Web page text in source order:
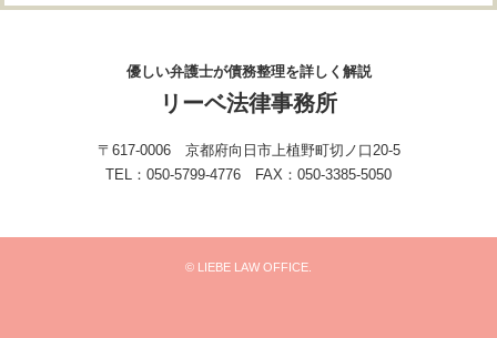
優しい弁護士が債務整理を詳しく解説
リーベ法律事務所
〒617-0006 京都府向日市上植野町切ノ口20-5
TEL：050-5799-4776 FAX：050-3385-5050
© LIEBE LAW OFFICE.